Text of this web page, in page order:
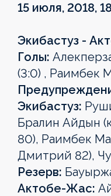
15 июля, 2018,
Экибастуз -
Голы:
(3:0) , Раимбек
Экибастуз:
Бралин Айдын
80), Раимбек
Дмитрий 82),
Резерв:
Актобе-Жас: